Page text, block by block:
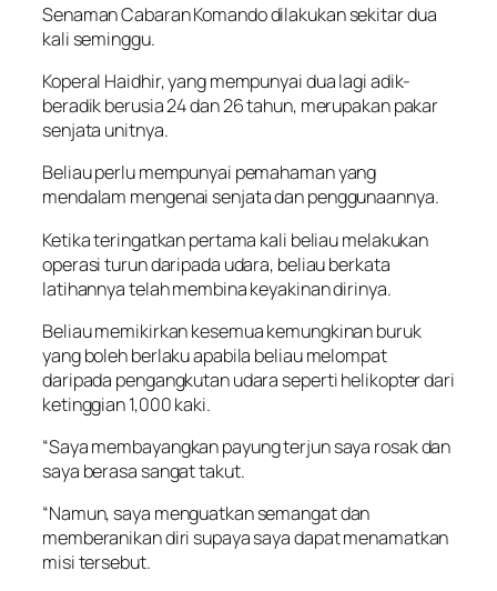
Senaman Cabaran Komando dilakukan sekitar dua
kali seminggu.
Koperal Haidhir, yang mempunyai dua lagi adik-
beradik berusia 24 dan 26 tahun, merupakan pakar
senjata unitnya.
Beliau perlu mempunyai pemahaman yang
mendalam mengenai senjata dan penggunaannya.
Ketika teringatkan pertama kali beliau melakukan
operasi turun daripada udara, beliau berkata
latihannya telah membina keyakinan dirinya.
Beliau memikirkan kesemua kemungkinan buruk
yang boleh berlaku apabila beliau melompat
daripada pengangkutan udara seperti helikopter dari
ketinggian 1,000 kaki.
“Saya membayangkan payung terjun saya rosak dan
saya berasa sangat takut.
“Namun, saya menguatkan semangat dan
memberanikan diri supaya saya dapat menamatkan
misi tersebut.